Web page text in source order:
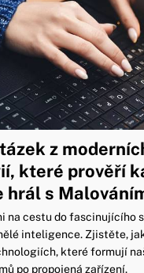
z
které prověří
hrál s
na cestu do fascinujícího
inteligence. Zjistěte,
které formují
po propojená zařízení.